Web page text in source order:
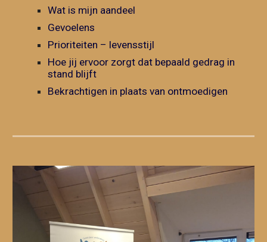
Wat is mijn aandeel
Gevoelens
Prioriteiten – levensstijl
Hoe jij ervoor zorgt dat bepaald gedrag in
stand blijft
Bekrachtigen in plaats van ontmoedigen